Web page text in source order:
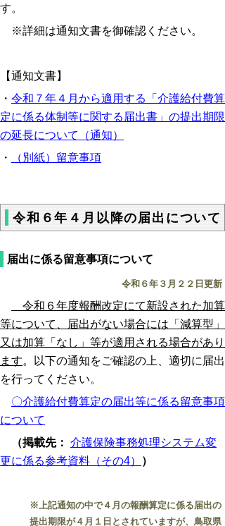
す。
※詳細は通知文書を御確認ください。
【通知文書】
・ 令和７年４月から適用する「介護給付費算
定に係る体制等に関する届出書」の提出期限
の延長について（通知）
・
（別紙）留意事項
令和６年４月以降の届出について
届出に係る留意事項について
令和６年３月２２日更新
令和６年度報酬改定にて新設された加算
等について、届出がない場合には「減算型」
又は加算「なし」等が適用される場合があり
ます。以下の通知をご確認の上、適切に届出
を行ってください。
〇介護給付費算定の届出等に係る留意事項
について
（掲載先： 介護保険事務処理システム変
更に係る参考資料（その4）
）
※上記通知の中で４月の報酬算定に係る届出の
提出期限が４月１日とされていますが、鳥取県